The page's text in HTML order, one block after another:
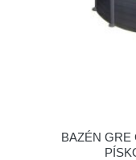
BAZÉN GRE